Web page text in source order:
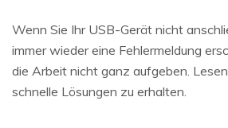
Wenn Sie Ihr USB-Gerät nicht
immer wieder eine Fehlermeldung
die Arbeit nicht ganz aufgeben.
schnelle Lösungen zu erhalten.